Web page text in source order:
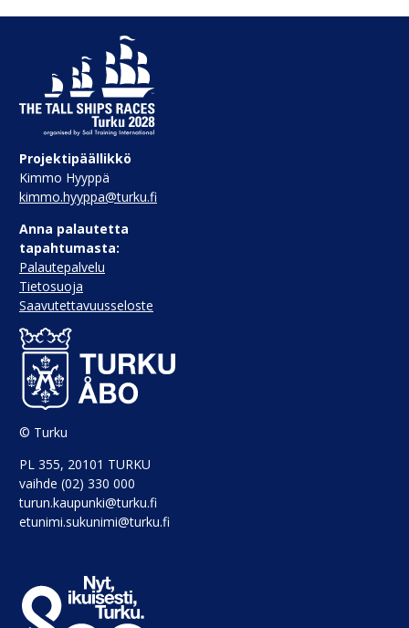
Projektipäällikkö
Kimmo Hyyppä
kimmo.hyyppa@turku.fi
Anna palautetta
tapahtumasta:
Palautepalvelu
Tietosuoja
Saavutettavuusseloste
© Turku
PL 355, 20101 TURKU
vaihde (02) 330 000
turun.kaupunki@turku.fi
etunimi.sukunimi@turku.fi